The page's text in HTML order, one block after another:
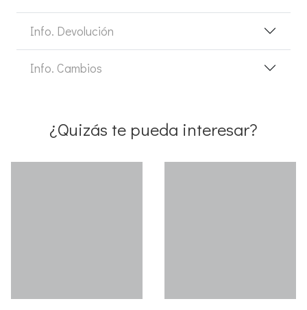
Info. Devolución
Info. Cambios
¿Quizás te pueda interesar?